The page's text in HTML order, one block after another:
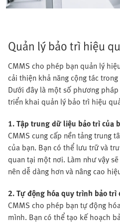
Quản lý bảo trì hiệu
CMMS cho phép bạn quản lý
cải thiện khả năng cộng tác
Dưới đây là một số phương
triển khai quản lý bảo trì hiệu
1. Tập trung dữ liệu bảo trì của
CMMS cung cấp nền tảng trung
của bạn. Bạn có thể lưu trữ và
quan tại một nơi. Làm như vậy
nên dễ dàng hơn và nâng cao
2. Tự động hóa quy trình bảo trì
CMMS cho phép bạn tự động
mình. Bạn có thể tạo kế hoạch